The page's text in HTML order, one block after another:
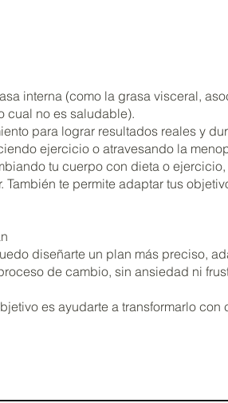
interna (como la grasa visceral,
cual no es saludable).
para lograr resultados reales y
ejercicio o atravesando la
tu cuerpo con dieta o
te permite adaptar tus
diseñarte un plan más preciso,
de cambio, sin ansiedad ni
es ayudarte a transformarlo